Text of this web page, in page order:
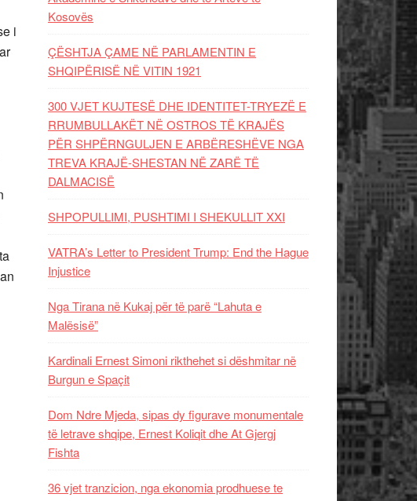
i
Kosovës
ÇËSHTJA ÇAME NË PARLAMENTIN E
SHQIPËRISË NË VITIN 1921
300 VJET KUJTESË DHE IDENTITET-TRYEZË E
RRUMBULLAKËT NË OSTROS TË KRAJËS
PËR SHPËRNGULJEN E ARBËRESHËVE NGA
TREVA KRAJË-SHESTAN NË ZARË TË
DALMACISË
SHPOPULLIMI, PUSHTIMI I SHEKULLIT XXI
VATRA’s Letter to President Trump: End the Hague
Injustice
Nga Tirana në Kukaj për të parë “Lahuta e
Malësisë”
Kardinali Ernest Simoni rikthehet si dëshmitar në
Burgun e Spaçit
Dom Ndre Mjeda, sipas dy figurave monumentale
të letrave shqipe, Ernest Koliqit dhe At Gjergj
Fishta
36 vjet tranzicion, nga ekonomia prodhuese te